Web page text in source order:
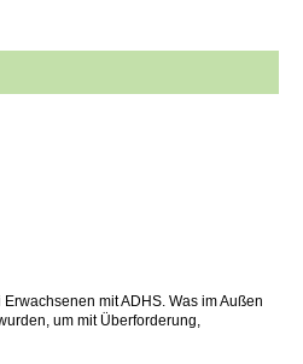
mit ADHS. Was im Außen
um mit Überforderung,